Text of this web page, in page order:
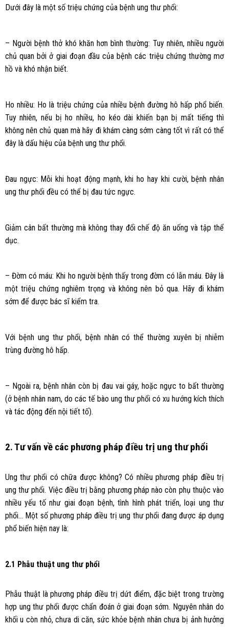
Dưới đây là một số triệu chứng của bệnh ung thư phổi:
– Người bệnh thở khó khăn hơn bình thường: Tuy nhiên, nhiều người
chủ quan bởi ở giai đoạn đầu của bệnh các triệu chứng thường mơ
hồ và khó nhận biết.
Ho nhiều: Ho là triệu chứng của nhiều bệnh đường hô hấp phổ biến.
Tuy nhiên, nếu bị ho nhiều, ho kéo dài khiến bạn bị mất tiếng thì
không nên chủ quan mà hãy đi khám càng sớm càng tốt vì rất có thể
đây là dấu hiệu của bệnh ung thư phổi.
Đau ngực: Mỗi khi hoạt động mạnh, khi ho hay khi cười, bệnh nhân
ung thư phổi đều có thể bị đau tức ngực.
Giảm cân bất thường mà không thay đổi chế độ ăn uống và tập thể
dục.
– Đờm có máu: Khi ho người bệnh thấy trong đờm có lẫn máu. Đây là
một triệu chứng nghiêm trọng và không nên bỏ qua. Hãy đi khám
sớm để được bác sĩ kiểm tra.
Với bệnh ung thư phổi, bệnh nhân có thể thường xuyên bị nhiễm
trùng đường hô hấp.
– Ngoài ra, bệnh nhân còn bị đau vai gáy, hoặc ngực to bất thường
(ở bệnh nhân nam, do các tế bào ung thư phổi có xu hướng kích thích
và tác động đến nội tiết tố).
2. Tư vấn về các phương pháp điều trị ung thư phổi
Ung thư phổi có chữa được không? Có nhiều phương pháp điều trị
ung thư phổi. Việc điều trị bằng phương pháp nào còn phụ thuộc vào
nhiều yếu tố như giai đoạn bệnh, tình hình phát triển, loại ung thư
phổi… Một số phương pháp điều trị ung thư phổi đang được áp dụng
phổ biến hiện nay là:
2.1 Phẫu thuật ung thư phổi
Phẫu thuật là phương pháp điều trị dứt điểm, đặc biệt trong trường
hợp ung thư phổi được chẩn đoán ở giai đoạn sớm. Nguyên nhân do
khối u còn nhỏ, chưa di căn, sức khỏe bệnh nhân chưa bị ảnh hưởng